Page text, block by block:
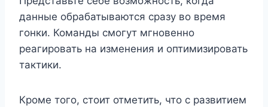
данные обрабатываются сразу во время
гонки. Команды смогут мгновенно
реагировать на изменения и оптимизировать
тактики.
Кроме того, стоит отметить, что с развитием